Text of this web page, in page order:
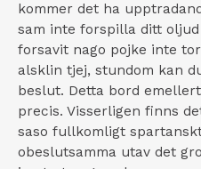
kommer det ha
sam inte forspilla ditt
forsavit nago pojke inte
alsklin tjej, stundom kan
beslut. Detta bord
precis. Visserligen finns
saso fullkomligt
obeslutsamma utav det